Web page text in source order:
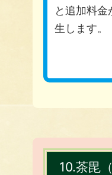
と追加料金
生します。
10.茶毘